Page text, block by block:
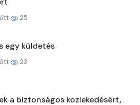
25
egy küldetés
23
a biztonságos közlekedésért,